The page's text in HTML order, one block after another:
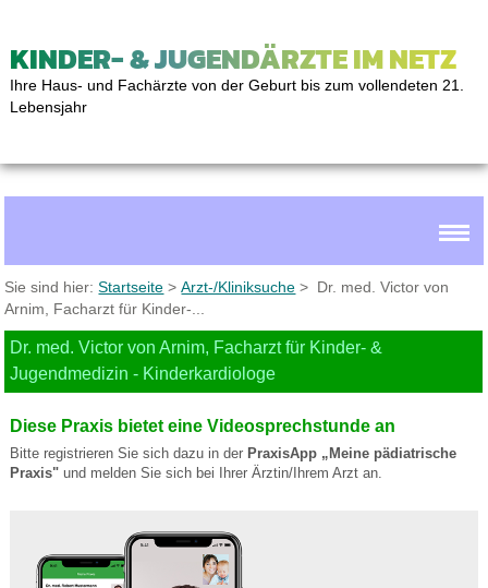
KINDER- & JUGENDÄRZTE IM NETZ
Ihre Haus- und Fachärzte von der Geburt bis zum vollendeten 21.
Lebensjahr
Sie sind hier:Startseite >Arzt-/Kliniksuche > Dr. med. Victor von
Arnim, Facharzt für Kinder-...
Dr. med. Victor von Arnim, Facharzt für Kinder- &
Jugendmedizin - Kinderkardiologe
Diese Praxis bietet eine Videosprechstunde an
Bitte registrieren Sie sich dazu in der PraxisApp „Meine pädiatrische
Praxis"und melden Sie sich bei Ihrer Ärztin/Ihrem Arzt an.